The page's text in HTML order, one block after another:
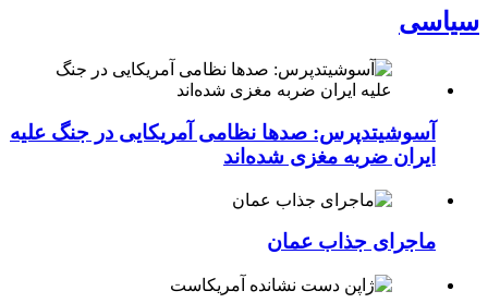
سیاسی
آسوشیتدپرس: صدها نظامی آمریکایی در جنگ علیه
ایران ضربه مغزی شده‌اند
ماجرای جذاب عمان